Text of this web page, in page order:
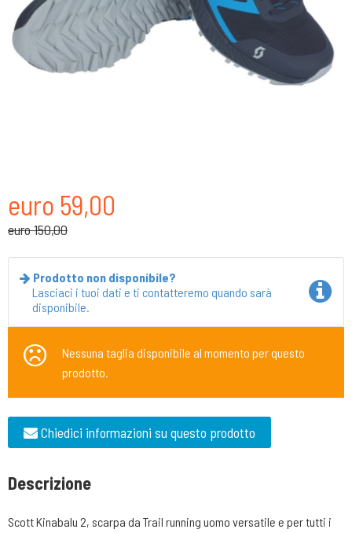
euro 59,00
euro 150,00
Prodotto non disponibile?
Lasciaci i tuoi dati e ti contatteremo quando sarà
disponibile.
Nessuna taglia disponibile al momento per questo
prodotto.
Chiedici informazioni su questo prodotto
Descrizione
Scott Kinabalu 2, scarpa da Trail running uomo versatile e per tutti i